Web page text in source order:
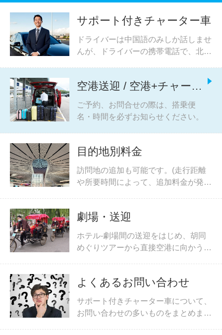
サポート付きチャーター車
ドライバーは中国語のみしか話しませ
んが、ドライバーの携帯電話で、北京
疎通にお困りの際に日本語でサポート
空港送迎 / 空港+チャータ
ー
ご予約、お問合せの際は、搭乗便
名・時間を必ずお知らせください。
目的地別料金
訪問地の追加も可能です。(走行距離
や所要時間によって、追加料金が発生
劇場・送迎
ホテル-劇場間の送迎をはじめ、胡同
めぐりツアーから直接空港に向かうこ
よくあるお問い合わせ
サポート付きチャーター車について、
お問い合わせの多いものをまとめまし